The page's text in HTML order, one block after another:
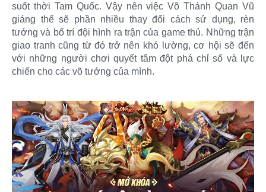
suốt thời Tam Quốc. Vậy nên việc Võ Thánh Quan Vũ
giáng thế sẽ phần nhiều thay đổi cách sử dụng, rèn
tướng và bố trí đội hình ra trận của game thủ. Những trận
giao tranh cũng từ đó trở nên khó lường, cơ hội sẽ đến
với những người chơi quyết tâm đột phá chỉ số và lực
chiến cho các võ tướng của mình.